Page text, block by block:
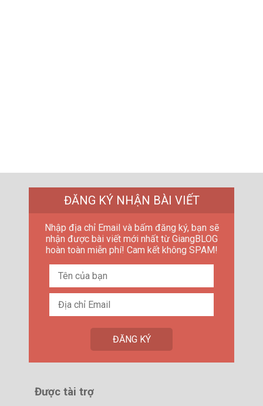
ĐĂNG KÝ NHẬN BÀI VIẾT
Nhập địa chỉ Email và bấm đăng ký, bạn sẽ
nhận được bài viết mới nhất từ GiangBLOG
hoàn toàn miễn phí! Cam kết không SPAM!
Được tài trợ